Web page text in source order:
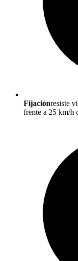
Fijaciónresiste
frente a 25 km/h